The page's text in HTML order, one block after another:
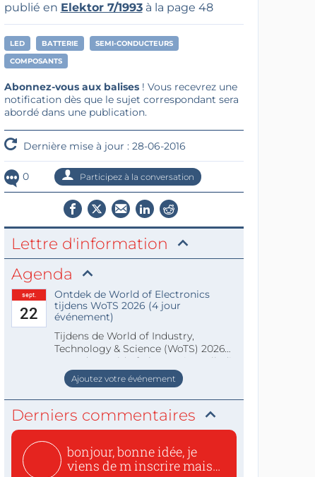
publié en Elektor 7/1993à la page 48
LED BATTERIE
SEMI-CONDUCTEURS
COMPOSANTS
Abonnez-vous aux balises! Vous recevrez une
notification dès que le sujet correspondant sera
abordé dans une publication.
Dernière mise à jour : 28-06-2016
0 Participez à la conversation
Lettre d'information
Agenda
sept.
22
Ontdek de World of Electronics
tijdens WoTS 2026 (4 jour
événement)
Tijdens de World of Industry,
Technology & Science (WoTS) 2026
staat de World of Electronics volledi
Ajoutez votre événement
Derniers commentaires
bonjour, bonne idée, je
viens de m inscrire mais